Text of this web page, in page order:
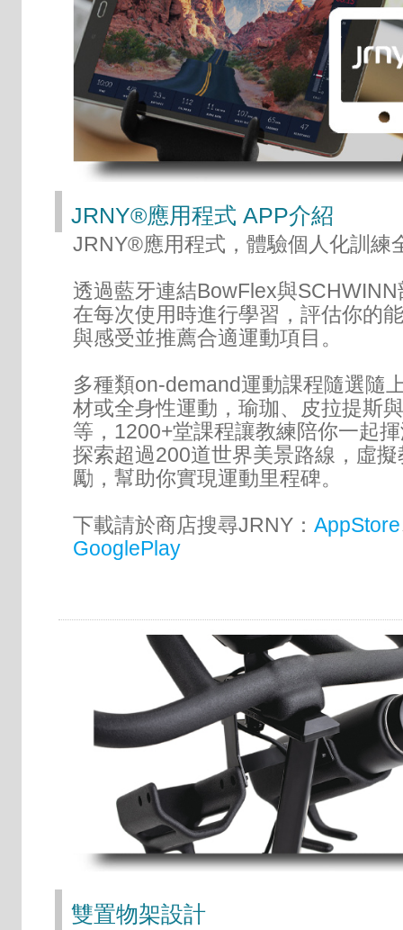
JRNY®應用程式 APP介紹
JRNY®應用程式，體驗個人化訓練
透過藍牙連結BowFlex與
在每次使用時進行學習，評估你的
與感受並推薦合適運動項目。
多種類on-demand運動課程隨選隨
材或全身性運動，瑜珈、皮拉提斯
等，1200+堂課程讓教練陪你一起
探索超過200道世界美景路線，虛
勵，幫助你實現運動里程碑。
下載請於商店搜尋JRNY： AppStore
GooglePlay
雙置物架設計